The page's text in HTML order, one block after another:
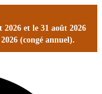
2026 et le 31 août 2026
(congé annuel).